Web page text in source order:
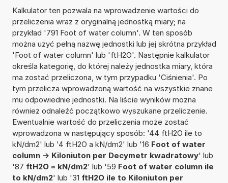
Kalkulator ten pozwala na wprowadzenie wartości do
przeliczenia wraz z oryginalną jednostką miary; na
przykład '791 Foot of water column'. W ten sposób
można użyć pełną nazwę jednostki lub jej skrótna przykład
'Foot of water column' lub 'ftH2O'. Następnie kalkulator
określa kategorię, do której należy jednostka miary, która
ma zostać przeliczona, w tym przypadku 'Ciśnienia'. Po
tym przelicza wprowadzoną wartość na wszystkie znane
mu odpowiednie jednostki. Na liście wyników można
również odnaleźć początkowo wyszukane przeliczenie.
Ewentualnie wartość do przeliczenia może zostać
wprowadzona w następujący sposób: '44 ftH2O ile to
kN/dm2' lub '4 ftH2O a kN/dm2' lub '16 Foot of water
column -> Kiloniuton per Decymetr kwadratowy' lub
'87 ftH2O = kN/dm2' lub '59 Foot of water column ile
to kN/dm2' lub '31 ftH2O ile to Kiloniuton per